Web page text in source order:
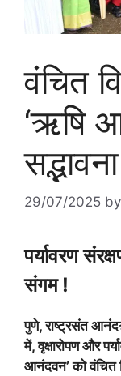
वंचित
‘ऋषि
29/07/2025 by
पर्यावरण
संगम !
पुणे, राष्ट्रसंत
में, वृक्षारोपण और
आनंदवन’ को वंचित